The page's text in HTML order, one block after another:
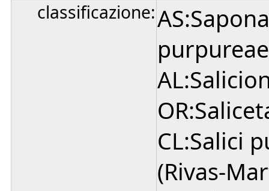
classificazione:
CL:Salici
(Rivas-